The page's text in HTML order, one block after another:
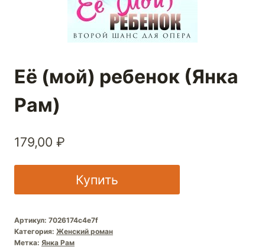
Её (мой) ребенок (Янка
Рам)
179,00 ₽
Купить
Артикул: 7026174c4e7f
Категория: Женский роман
Метка: Янка Рам